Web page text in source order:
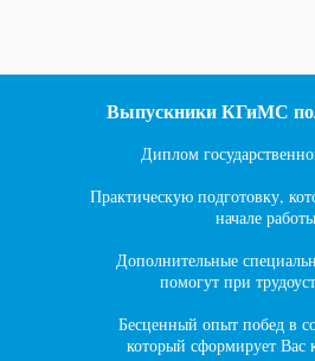
Выпускники КГиМС
Диплом
Практическую подготовку,
начале работы
Дополнительные
помогут при
Бесценный опыт побед в
который сформирует Вас